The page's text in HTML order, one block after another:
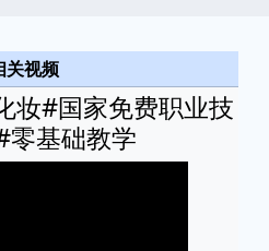
关视频
妆#国家免费职业技
零基础教学